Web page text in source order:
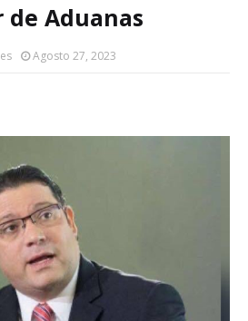
Aduanas
Agosto 27, 2023